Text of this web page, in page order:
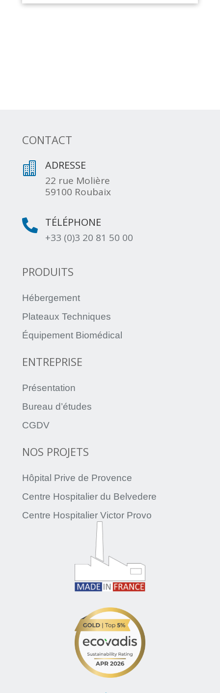
CONTACT
 ADRESSE
22 rue Molière
59100 Roubaix
 TÉLÉPHONE
+33 (0)3 20 81 50 00
PRODUITS
Hébergement
Plateaux Techniques
Équipement Biomédical
ENTREPRISE
Présentation
Bureau d’études
CGDV
NOS PROJETS
Hôpital Prive de Provence
Centre Hospitalier du Belvedere
Centre Hospitalier Victor Provo